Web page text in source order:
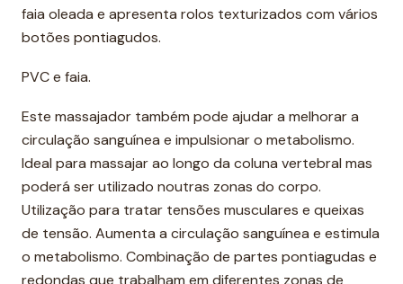
faia oleada e apresenta rolos texturizados com vários
botões pontiagudos.
PVC e faia.
Este massajador também pode ajudar a melhorar a
circulação sanguínea e impulsionar o metabolismo.
Ideal para massajar ao longo da coluna vertebral mas
poderá ser utilizado noutras zonas do corpo.
Utilização para tratar tensões musculares e queixas
de tensão. Aumenta a circulação sanguínea e estimula
o metabolismo. Combinação de partes pontiagudas e
redondas que trabalham em diferentes zonas de